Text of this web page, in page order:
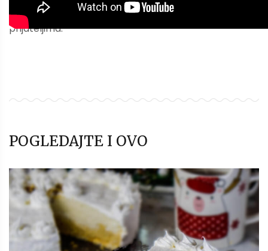
može biti koristan i drugima. Pošaljite ga ili podelite se
prijateljima.
POGLEDAJTE I OVO